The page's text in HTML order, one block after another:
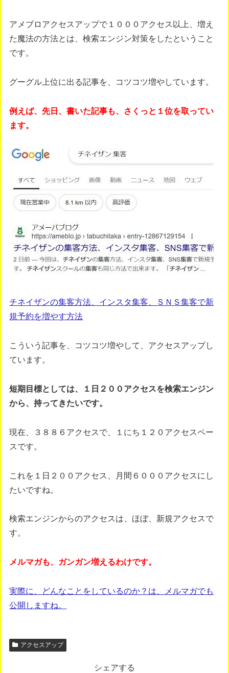
アメブロアクセスアップで１０００アクセス以上、増え
た魔法の方法とは、検索エンジン対策をしたということ
です。
グーグル上位に出る記事を、コツコツ増やしています。
例えば、先日、書いた記事も、さくっと１位を取ってい
ます。
チネイザンの集客方法、インスタ集客、ＳＮＳ集客で新
規予約を増やす方法
こういう記事を、コツコツ増やして、アクセスアップし
ています。
短期目標としては、１日２００アクセスを検索エンジン
から、持ってきたいです。
現在、３８８６アクセスで、１にち１２０アクセスペー
スです。
これを１日２００アクセス、月間６０００アクセスにし
たいですね。
検索エンジンからのアクセスは、ほぼ、新規アクセスで
す。
メルマガも、ガンガン増えるわけです。
実際に、どんなことをしているのか？は、メルマガでも
公開しますね。
アクセスアップ
シェアする